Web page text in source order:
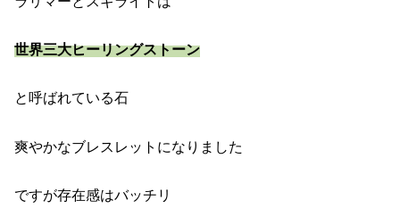
世界三大ヒーリングストーン
と呼ばれている石
爽やかなブレスレットになりました
ですが存在感はバッチリ